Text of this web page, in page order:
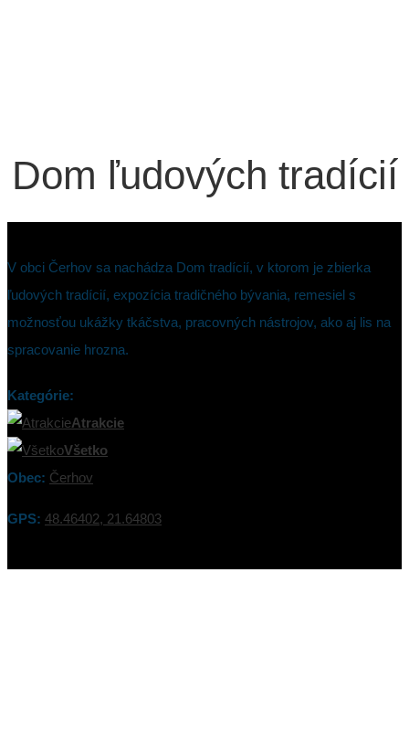
Dom ľudových tradícií
V obci Čerhov sa nachádza Dom tradícií, v ktorom je zbierka
ľudových tradícií, expozícia tradičného bývania, remesiel s
možnosťou ukážky tkáčstva, pracovných nástrojov, ako aj lis na
spracovanie hrozna.
Kategórie:
Atrakcie
Všetko
Obec: Čerhov
GPS: 48.46402, 21.64803